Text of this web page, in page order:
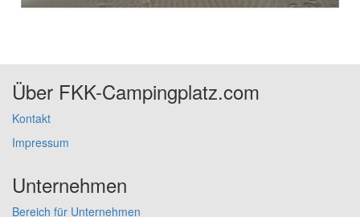
Über FKK-Campingplatz.com
Kontakt
Impressum
Unternehmen
Bereich für Unternehmen